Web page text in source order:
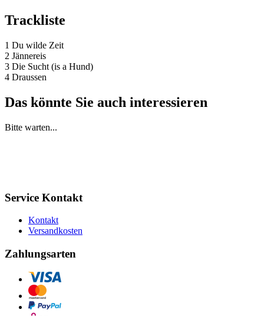
Trackliste
1 Du wilde Zeit
2 Jännereis
3 Die Sucht (is a Hund)
4 Draussen
Das könnte Sie auch interessieren
Bitte warten...
Service Kontakt
Kontakt
Versandkosten
Zahlungsarten